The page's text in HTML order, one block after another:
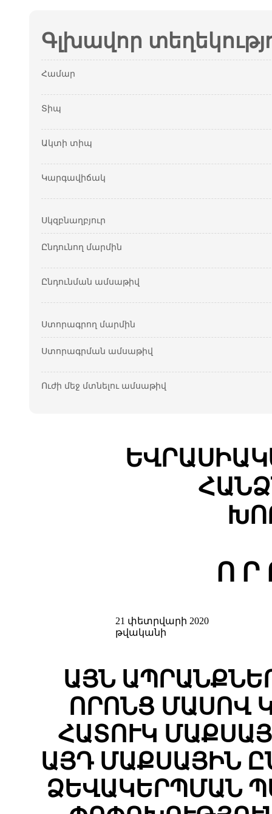
Գլխավոր
Համար
Տիպ
Ակտի տիպ
Կարգավիճակ
Սկզբնաղբյուր
Ընդունող մարմին
Ընդունման ամսաթիվ
Ստորագրող մարմին
Ստորագրման ամսաթիվ
Ուժի մեջ մտնելու ամսաթիվ
Ո Ր
21 փետրվարի 2020
թվականի
ԱՅՆ
ՈՐՈՆՑ ՄԱՍՈՎ
ՀԱՏՈՒԿ
ԱՅԴ ՄԱՔՍԱՅԻՆ
ՁԵՎԱԿԵՐՊՄԱՆ